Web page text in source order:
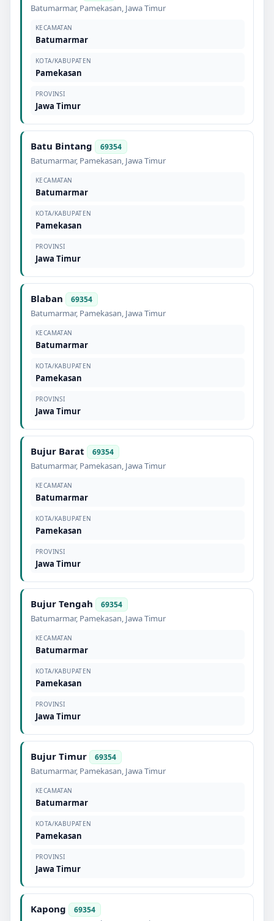
Batumarmar, Pamekasan, Jawa Timur
KECAMATAN
Batumarmar
KOTA/KABUPATEN
Pamekasan
PROVINSI
Jawa Timur
Batu Bintang 69354
Batumarmar, Pamekasan, Jawa Timur
KECAMATAN
Batumarmar
KOTA/KABUPATEN
Pamekasan
PROVINSI
Jawa Timur
Blaban 69354
Batumarmar, Pamekasan, Jawa Timur
KECAMATAN
Batumarmar
KOTA/KABUPATEN
Pamekasan
PROVINSI
Jawa Timur
Bujur Barat 69354
Batumarmar, Pamekasan, Jawa Timur
KECAMATAN
Batumarmar
KOTA/KABUPATEN
Pamekasan
PROVINSI
Jawa Timur
Bujur Tengah 69354
Batumarmar, Pamekasan, Jawa Timur
KECAMATAN
Batumarmar
KOTA/KABUPATEN
Pamekasan
PROVINSI
Jawa Timur
Bujur Timur 69354
Batumarmar, Pamekasan, Jawa Timur
KECAMATAN
Batumarmar
KOTA/KABUPATEN
Pamekasan
PROVINSI
Jawa Timur
Kapong 69354